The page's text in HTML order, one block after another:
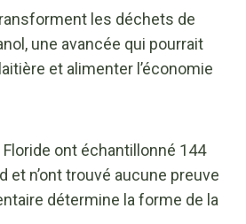
les déchets de
une avancée qui pourrait
et alimenter l’économie
ont échantillonné 144
et n’ont trouvé aucune preuve
détermine la forme de la